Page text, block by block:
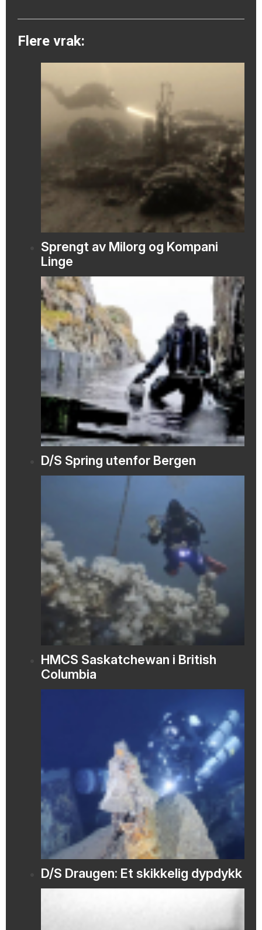
Flere vrak:
Sprengt av Milorg og Kompani
Linge
D/S Spring utenfor Bergen
HMCS Saskatchewan i British
Columbia
D/S Draugen: Et skikkelig dypdykk